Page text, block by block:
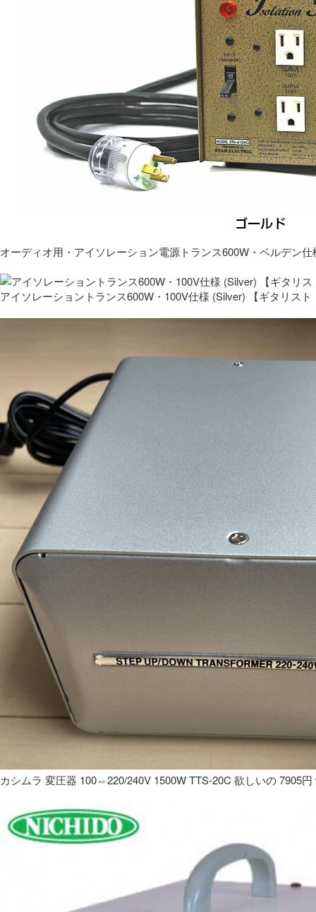
オーディオ用・アイソレーション電源トランス600W・ベルデン仕
アイソレーショントランス600W・100V仕様 (Silver) 【ギタリス
カシムラ 変圧器 100⇔220/240V 1500W TTS-20C 欲しいの 7905円